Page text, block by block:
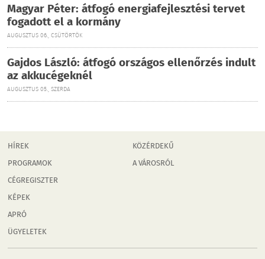
Magyar Péter: átfogó energiafejlesztési tervet
fogadott el a kormány
AUGUSZTUS 06., CSÜTÖRTÖK
Gajdos László: átfogó országos ellenőrzés indult
az akkucégeknél
AUGUSZTUS 05., SZERDA
HÍREK
PROGRAMOK
CÉGREGISZTER
KÉPEK
APRÓ
ÜGYELETEK
KÖZÉRDEKŰ
A VÁROSRÓL